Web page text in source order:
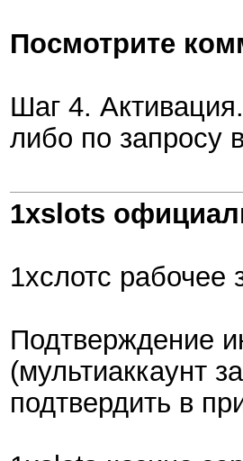
Посмотрите
Шаг 4.
либо по запросу
1xslots
1хслотс рабочее
Подтверждение
(мультиаккаунт
подтвердить в